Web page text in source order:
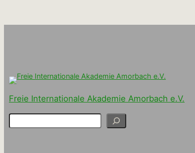
Freie Internationale Akademie Amorbach e.V.
u